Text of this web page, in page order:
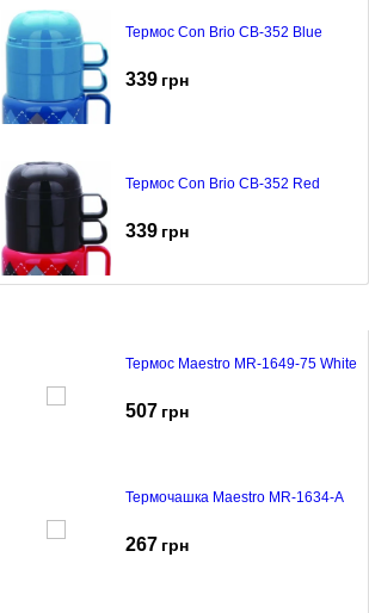
Термос Con Brio CB-352 Blue
339 грн
Термос Con Brio CB-352 Red
339 грн
Термос Maestro MR-1649-75 White
507 грн
Термочашка Maestro MR-1634-A
267 грн